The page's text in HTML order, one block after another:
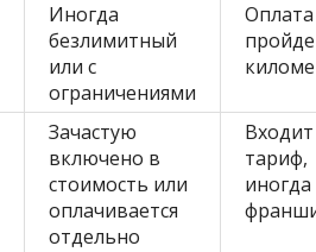
Иногда
безлимитный
или с
ограничениями
Зачастую
включено в
стоимость или
оплачивается
отдельно
тариф,
иногда